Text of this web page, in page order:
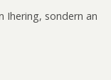
Ihering, sondern an